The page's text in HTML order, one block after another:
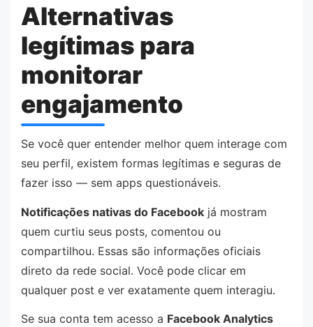
Alternativas
legítimas para
monitorar
engajamento
Se você quer entender melhor quem interage com
seu perfil, existem formas legítimas e seguras de
fazer isso — sem apps questionáveis.
Notificações nativas do Facebook já mostram
quem curtiu seus posts, comentou ou
compartilhou. Essas são informações oficiais
direto da rede social. Você pode clicar em
qualquer post e ver exatamente quem interagiu.
Se sua conta tem acesso a Facebook Analytics